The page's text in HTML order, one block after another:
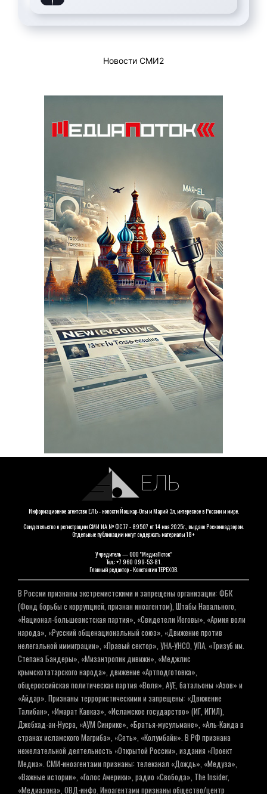
Новости СМИ2
ЕЛЬ
Информационное агентство ЕЛЬ - новости Йошкар-Олы и Марий Эл, интересное в России и мире.
Свидетельство о регистрации СМИ ИА № ФС 77 - 89507 от 14 мая 2025г., выдано Роскомнадзором.
Отдельные публикации могут содержать материалы 18+
Учредитель — ООО "МедиаПоток"
Тел.: +7 960 099-53-81.
Главный редактор - Константин ТЕРЕХОВ.
В России признаны экстремистскими и запрещены организации: ФБК
(Фонд борьбы с коррупцией, признан иноагентом), Штабы Навального,
«Национал-большевистская партия», «Свидетели Иеговы», «Армия воли
народа», «Русский общенациональный союз», «Движение против
нелегальной иммиграции», «Правый сектор», УНА-УНСО, УПА, «Тризуб им.
Степана Бандеры», «Мизантропик дивижн», «Меджлис
крымскотатарского народа», движение «Артподготовка»,
общероссийская политическая партия «Воля», АУЕ, батальоны «Азов» и
«Айдар». Признаны террористическими и запрещены: «Движение
Талибан», «Имарат Кавказ», «Исламское государство» (ИГ, ИГИЛ),
Джебхад-ан-Нусра, «АУМ Синрике», «Братья-мусульмане», «Аль-Каида в
странах исламского Магриба», «Сеть», «Колумбайн». В РФ признана
нежелательной деятельность «Открытой России», издания «Проект
Медиа». СМИ-иноагентами признаны: телеканал «Дождь», «Медуза»,
«Важные истории», «Голос Америки», радио «Свобода», The Insider,
«Медиазона», ОВД-инфо. Иноагентами признаны общество/центр